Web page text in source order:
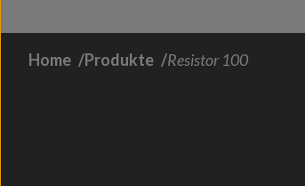
Home Produkte Resistor 100